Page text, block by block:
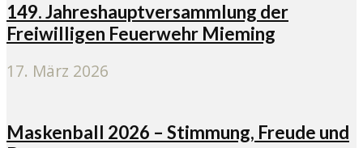
149. Jahreshauptversammlung der
Freiwilligen Feuerwehr Mieming
17. März 2026
Maskenball 2026 – Stimmung, Freude und